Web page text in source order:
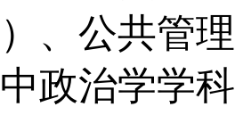
、公共管
政治学学